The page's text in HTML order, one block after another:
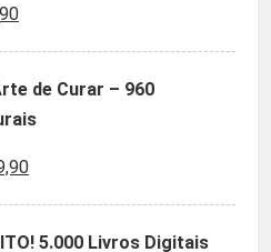
O
é:
R$ 9,90.
de Curar – 960
O
5.000 Livros Digitais